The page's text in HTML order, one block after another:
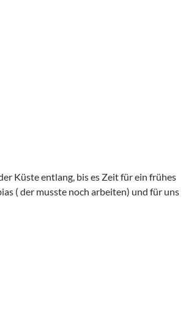
Wassertemperatur
lt. Tobias 23 Grad!